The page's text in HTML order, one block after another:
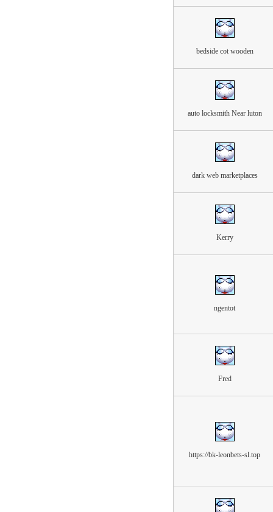
bedside cot wooden
auto locksmith Near luton
dark web marketplaces
Kerry
ngentot
Fred
https://bk-leonbets-sl.top